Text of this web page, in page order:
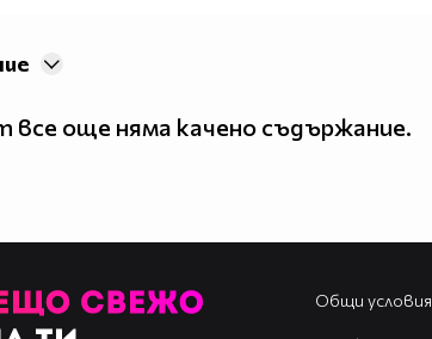
още няма качено съдържание.
Общи условия